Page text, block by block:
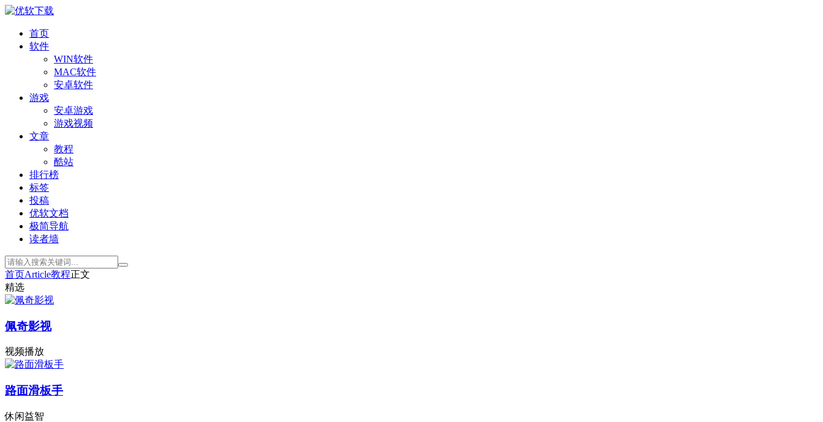
首页
软件
WIN软件
MAC软件
安卓软件
游戏
安卓游戏
游戏视频
文章
教程
酷站
排行榜
标签
投稿
优软文档
极简导航
读者墙
首页Article教程正文
精选
佩奇影视
视频播放
路面滑板手
休闲益智